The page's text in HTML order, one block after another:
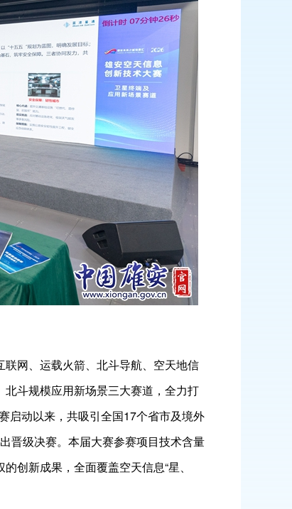
网、运载火箭、北斗导航、空天地信
斗规模应用新场景三大赛道，全力打
启动以来，共吸引全国17个省市及境外
晋级决赛。本届大赛参赛项目技术含量
创新成果，全面覆盖空天信息“星、